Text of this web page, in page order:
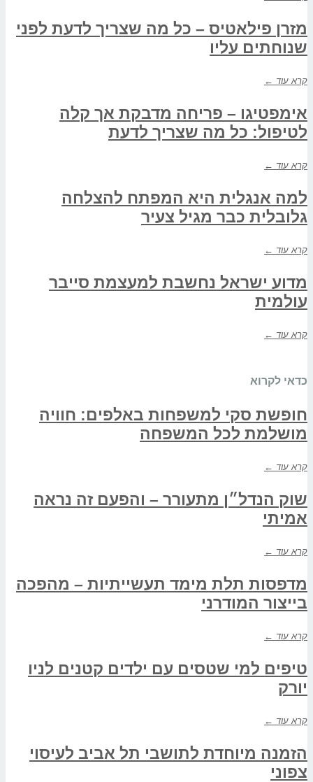
מזרן פילאטיס – כל מה שצריך לדעת לפני
שנוחתים עליו
קרא עוד ←
אימפטיגו – פריחה מדבקת אך קלה
לטיפול: כל מה שצריך לדעת
קרא עוד ←
למה אנגלית היא המפתח להצלחה
גלובלית כבר מגיל צעיר
קרא עוד ←
מדוע ישראל נחשבת למעצמת סייבר
עולמית
קרא עוד ←
כדאי לקרוא
חופשת סקי למשפחות באלפים: חוויה
מושלמת לכל המשפחה
קרא עוד ←
שוק הנדל״ן מתעורר – והפעם זה נראה
אמיתי
קרא עוד ←
מדפסות תלת מימד תעשייתיות – מהפכה
בייצור המודרני
קרא עוד ←
טיפים למי שטסים עם ילדים קטנים לניו
יורק
קרא עוד ←
הזמנה מיוחדת לתושבי תל אביב לעיסוי
צפוני